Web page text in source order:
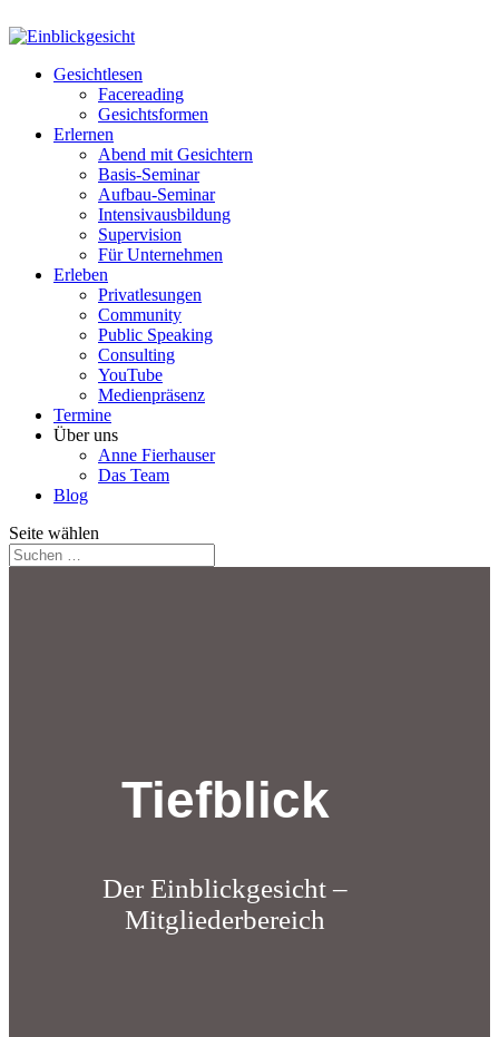
Gesichtlesen
Facereading
Gesichtsformen
Erlernen
Abend mit Gesichtern
Basis-Seminar
Aufbau-Seminar
Intensivausbildung
Supervision
Für Unternehmen
Erleben
Privatlesungen
Community
Public Speaking
Consulting
YouTube
Medienpräsenz
Termine
Über uns
Anne Fierhauser
Das Team
Blog
Seite wählen
Tiefblick
Der Einblickgesicht –
Mitgliederbereich